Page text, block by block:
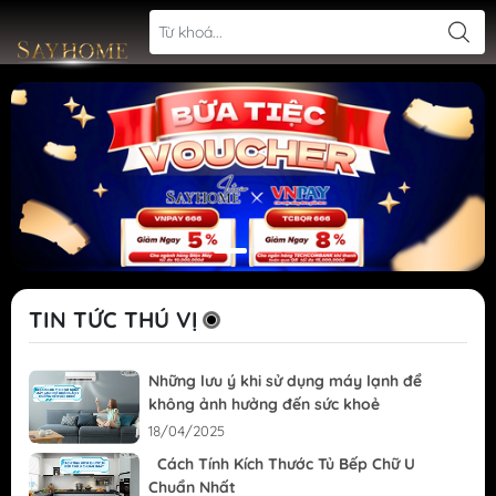
TIN TỨC THÚ VỊ
Những lưu ý khi sử dụng máy lạnh để
không ảnh hưởng đến sức khoẻ
18/04/2025
Cách Tính Kích Thước Tủ Bếp Chữ U
Chuẩn Nhất